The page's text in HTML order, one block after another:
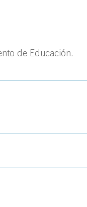
de Educación.